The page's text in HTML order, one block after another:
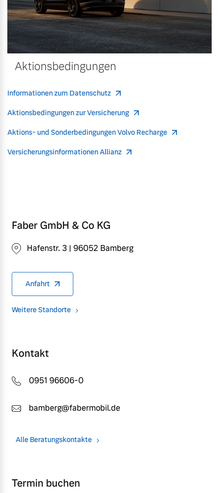
Aktionsbedingungen
Informationen zum Datenschutz
Aktionsbedingungen zur Versicherung
Aktions- und Sonderbedingungen Volvo Recharge
Versicherungsinformationen Allianz
Faber GmbH & Co KG
Hafenstr. 3 | 96052 Bamberg
Anfahrt
Weitere Standorte
Kontakt
0951 96606-0
bamberg@fabermobil.de
Alle Beratungskontakte
Termin buchen